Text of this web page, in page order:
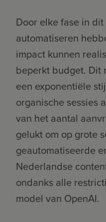
Door elke fase in
automatiseren
impact kunnen
beperkt budget. Dit
een exponentiële
organische sessies
van het aantal
gelukt om op grote
geautomatiseerde
Nederlandse
ondanks alle
model van OpenAI.